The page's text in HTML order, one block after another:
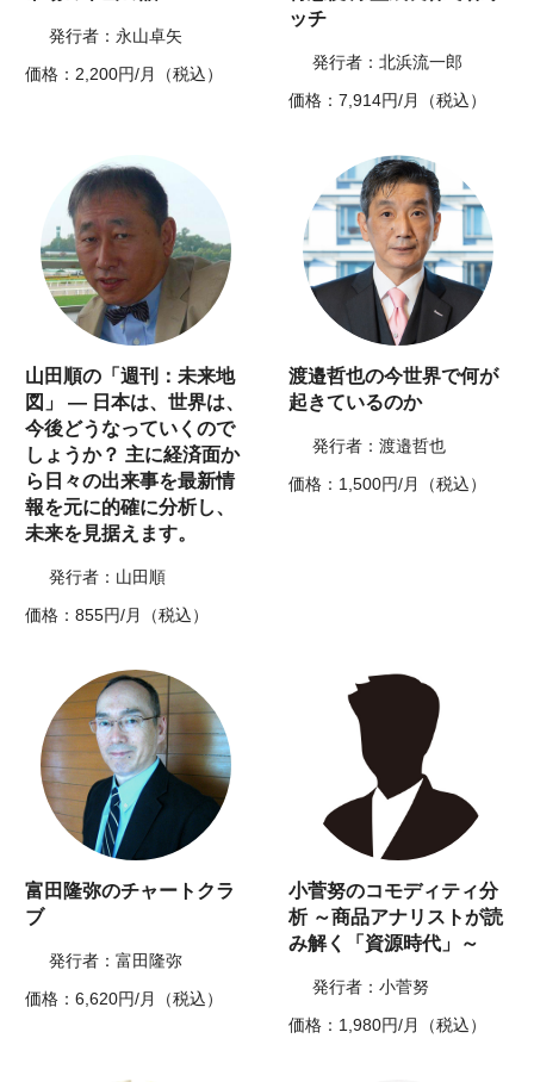
発行者：永山卓矢
価格：2,200円/月（税込）
ッチ
発行者：北浜流一郎
価格：7,914円/月（税込）
山田順の「週刊：未来地
図」 ― 日本は、世界は、
今後どうなっていくので
しょうか？ 主に経済面か
ら日々の出来事を最新情
報を元に的確に分析し、
未来を見据えます。
発行者：山田順
価格：855円/月（税込）
渡邉哲也の今世界で何が
起きているのか
発行者：渡邉哲也
価格：1,500円/月（税込）
富田隆弥のチャートクラ
ブ
発行者：富田隆弥
価格：6,620円/月（税込）
小菅努のコモディティ分
析 ～商品アナリストが読
み解く「資源時代」～
発行者：小菅努
価格：1,980円/月（税込）